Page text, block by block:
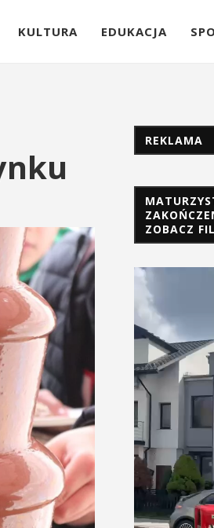
KULTURA EDUKACJA
REKLAMA
ZOBACZ
Odtwarzacz
video